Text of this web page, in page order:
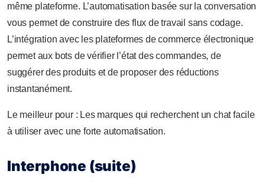
même plateforme. L’automatisation basée sur la conversation
vous permet de construire des flux de travail sans codage.
L’intégration avec les plateformes de commerce électronique
permet aux bots de vérifier l’état des commandes, de
suggérer des produits et de proposer des réductions
instantanément.
Le meilleur pour : Les marques qui recherchent un chat facile
à utiliser avec une forte automatisation.
Interphone (suite)